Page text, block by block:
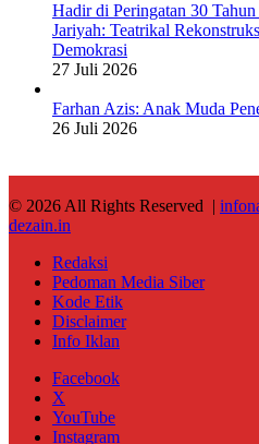
Hadir di Peringatan 30
Jariyah: Teatrikal
Demokrasi
27 Juli 2026
Farhan Azis: Anak Muda
26 Juli 2026
© 2026 All Rights Reserved |
dezain.in
Redaksi
Pedoman Media Siber
Kode Etik
Disclaimer
Info Iklan
Facebook
X
YouTube
Instagram